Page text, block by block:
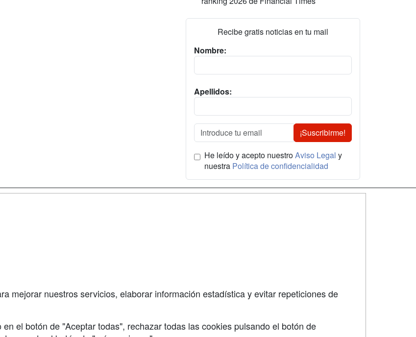
Recibe gratis noticias en tu mail
Nombre:
Apellidos:
¡Suscribirme!
He leído y acepto nuestroAviso Legal y
nuestra Política de confidencialidad
mejorar nuestros servicios, elaborar información estadística y evitar repeticiones de
el botón de "Aceptar todas", rechazar todas las cookies pulsando el botón de